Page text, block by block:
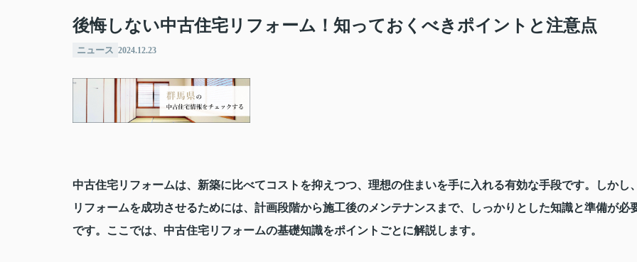
後悔しない中古住宅リフォーム！知っておくべきポイントと注意点
ニュース 2024.12.23
中古住宅リフォームは、新築に比べてコストを抑えつつ、理想の住まいを手に入れる有効な手段です。しかし、
リフォームを成功させるためには、計画段階から施工後のメンテナンスまで、しっかりとした知識と準備が必
です。ここでは、中古住宅リフォームの基礎知識をポイントごとに解説します。